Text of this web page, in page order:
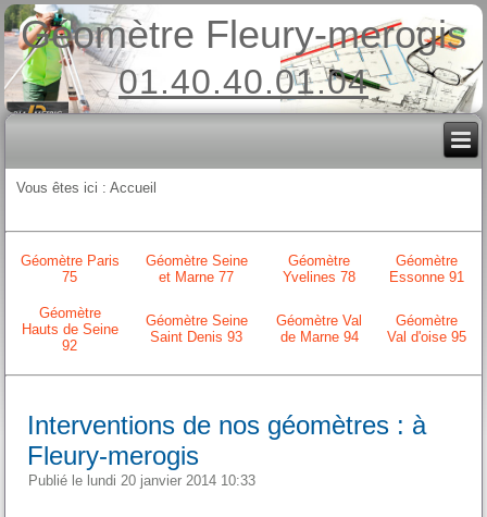
Géomètre Fleury-merogis
01.40.40.01.04
Vous êtes ici :Accueil
Géomètre Paris
75
Géomètre Seine
et Marne 77
Géomètre
Yvelines 78
Géomètre
Essonne 91
Géomètre
Hauts de Seine
92
Géomètre Seine
Saint Denis 93
Géomètre Val
de Marne 94
Géomètre
Val d'oise 95
Interventions de nos géomètres : à
Fleury-merogis
Publié le lundi 20 janvier 2014 10:33